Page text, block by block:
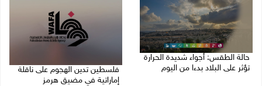
حالة الطقس: أجواء شديدة الحرارة
تؤثر على البلاد بدءا من اليوم
فلسطين تدين الهجوم على ناقلة
إماراتية في مضيق هرمز